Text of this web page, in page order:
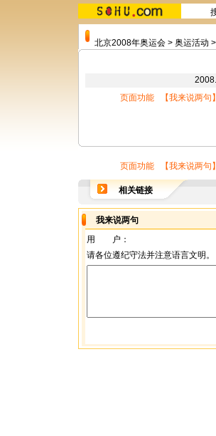
北京2008年奥运会 > 奥运活动 >
页面功能 【我来说两句
页面功能 【我来说两句
相关链接
我来说两句
用 户：
匿
请各位遵纪守法并注意语言文明。